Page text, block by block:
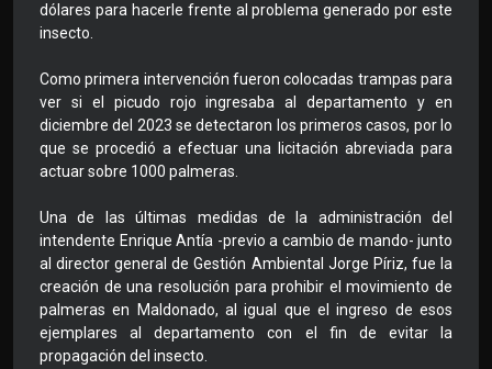
dólares para hacerle frente al problema generado por este
insecto.
Como primera intervención fueron colocadas trampas para
ver si el picudo rojo ingresaba al departamento y en
diciembre del 2023 se detectaron los primeros casos, por lo
que se procedió a efectuar una licitación abreviada para
actuar sobre 1000 palmeras.
Una de las últimas medidas de la administración del
intendente Enrique Antía -previo a cambio de mando- junto
al director general de Gestión Ambiental Jorge Píriz, fue la
creación de una resolución para prohibir el movimiento de
palmeras en Maldonado, al igual que el ingreso de esos
ejemplares al departamento con el fin de evitar la
propagación del insecto.